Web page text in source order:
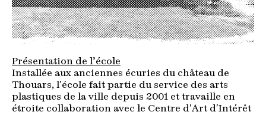
Présentation de l’école
Installée aux anciennes écuries du château de
Thouars, l'école fait partie du service des arts
plastiques de la ville depuis 2001 et travaille en
étroite collaboration avec le Centre d'Art d'Intérêt